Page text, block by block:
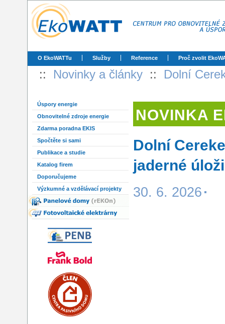
O EkoWATTu Služby Reference Proč zvolit
:: Novinky a články :: Dolní
Úspory energie
Obnovitelné zdroje energie
Zdarma poradna EKIS
Spočtěte si sami
Publikace a studie
Katalog firem
Doporučujeme
Výzkumné a vzdělávací projekty
NOVINKA
Dolní
jaderné
30. 6. 2026